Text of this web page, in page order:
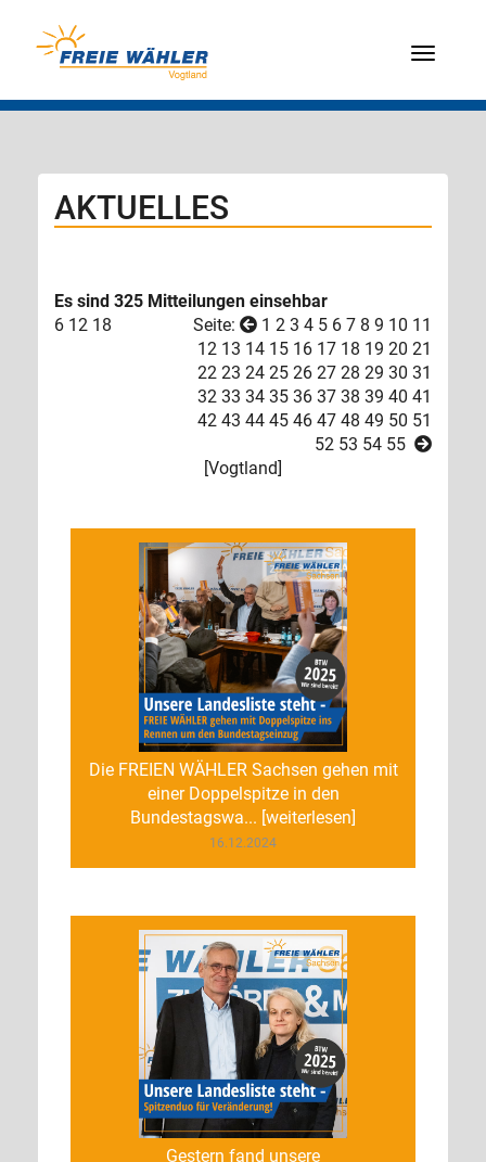
Menü
AKTUELLES
Es sind 325 Mitteilungen einsehbar
6 12 18 Seite: 1 2 3 4 5 6 7 8 9 10 11
12 13 14 15 16 17 18 19 20 21
22 23 24 25 26 27 28 29 30 31
32 33 34 35 36 37 38 39 40 41
42 43 44 45 46 47 48 49 50 51
52 53 54 55
[Vogtland]
Die FREIEN WÄHLER Sachsen gehen mit
einer Doppelspitze in den
Bundestagswa... [weiterlesen]
16.12.2024
Gestern fand unsere